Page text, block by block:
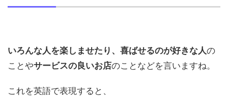
いろんな人を楽しませたり、喜ばせるのが好きな人の
ことやサービスの良いお店のことなどを言いますね。
これを英語で表現すると、